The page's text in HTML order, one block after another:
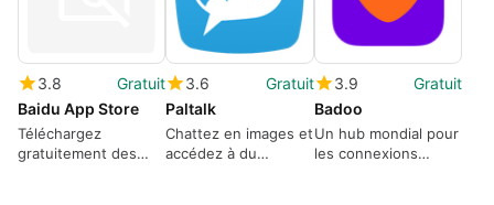
3.8
Gratuit
Baidu App Store
Téléchargez
gratuitement des
3.6
Gratuit
Paltalk
Chattez en images et
accédez à du
3.9
Gratuit
Badoo
Un hub mondial pour
les connexions